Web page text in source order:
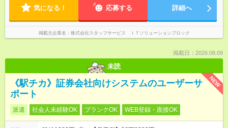
気になる！ 応募する 詳細へ
掲載元企業名 株式会社スタッフサービス ＩＴソリューションブロック
掲載日：2026.08.09
未読
NEW
《駅チカ》証券会社向けシステムのユーザーサ
ポート
派遣 社会人未経験OK ブランクOK WEB登録・面接OK